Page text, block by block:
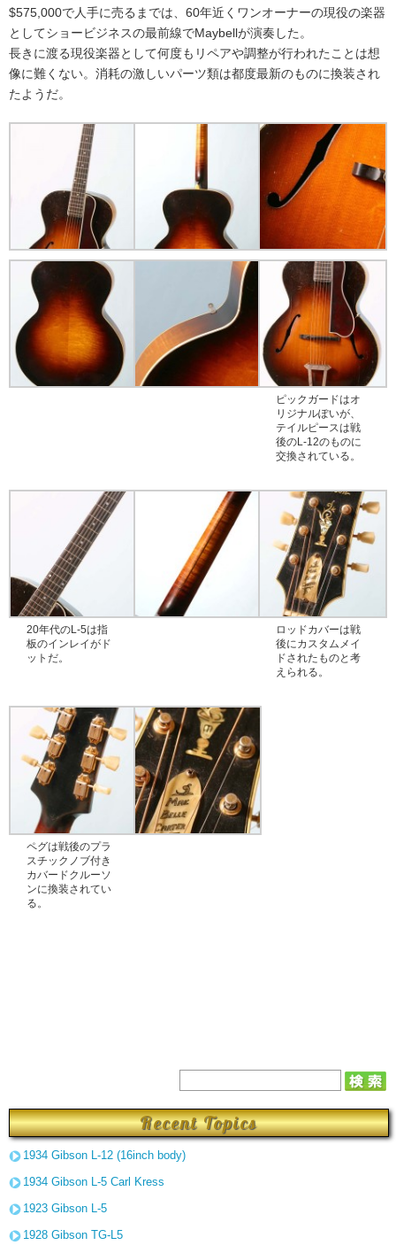
$575,000で人手に売るまでは、60年近くワンオーナーの現役の楽器
としてショービジネスの最前線でMaybellが演奏した。
長きに渡る現役楽器として何度もリペアや調整が行われたことは想
像に難くない。消耗の激しいパーツ類は都度最新のものに換装され
たようだ。
ピックガードはオ
リジナルぽいが、
テイルピースは戦
後のL-12のものに
交換されている。
20年代のL-5は指
板のインレイがド
ットだ。
ロッドカバーは戦
後にカスタムメイ
ドされたものと考
えられる。
ペグは戦後のプラ
スチックノブ付き
カバードクルーソ
ンに換装されてい
る。
Recent Topics
1934 Gibson L-12 (16inch body)
1934 Gibson L-5 Carl Kress
1923 Gibson L-5
1928 Gibson TG-L5